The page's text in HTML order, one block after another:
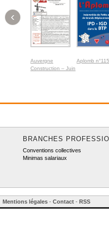
Auvergne
Construction – Juin
Aplomb n°115
‹
BRANCHES
Conventions collectives
Minimas salariaux
Mentions légales - Contact - RSS